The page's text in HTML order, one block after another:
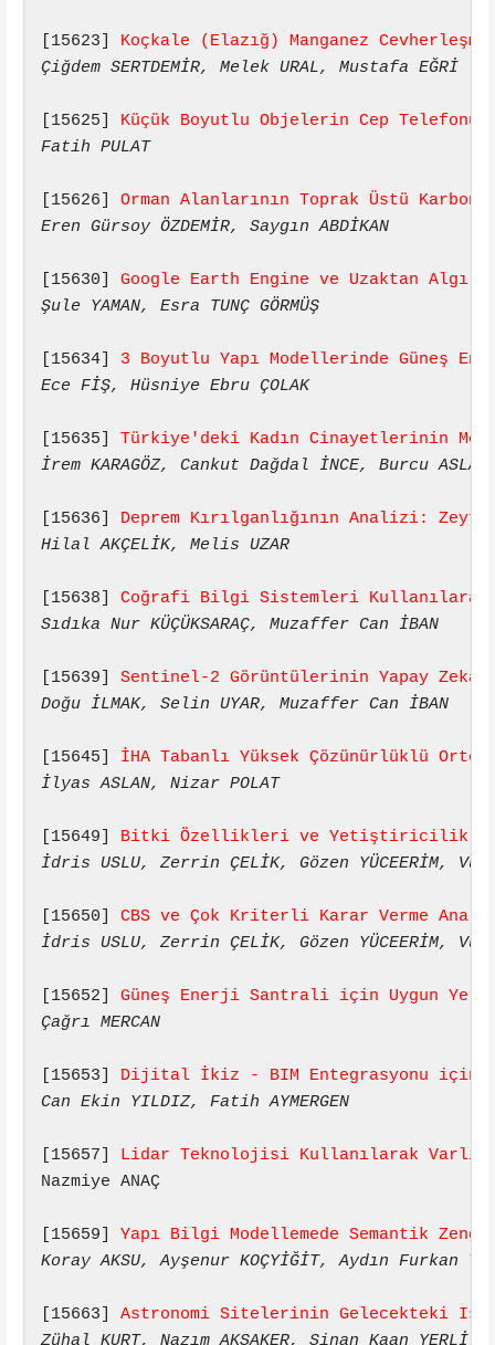
[15623] Koçkale (Elazığ) Manganez
Çiğdem SERTDEMİR, Melek URAL, Mustafa EĞRİ
[15625] Küçük Boyutlu Objelerin Cep
Fatih PULAT
[15626] Orman Alanlarının Toprak Üstü
Eren Gürsoy ÖZDEMİR, Saygın ABDİKAN
[15630] Google Earth Engine ve Uzaktan
Şule YAMAN, Esra TUNÇ GÖRMÜŞ
[15634] 3 Boyutlu Yapı Modellerinde Güneş
Ece FİŞ, Hüsniye Ebru ÇOLAK
[15635] Türkiye'deki Kadın Cinayetlerinin
İrem KARAGÖZ, Cankut Dağdal İNCE, Burcu ASLAN
[15636] Deprem Kırılganlığının Analizi:
Hilal AKÇELİK, Melis UZAR
[15638] Coğrafi Bilgi Sistemleri Kullanılarak
Sıdıka Nur KÜÇÜKSARAÇ, Muzaffer Can İBAN
[15639] Sentinel-2 Görüntülerinin Yapay
Doğu İLMAK, Selin UYAR, Muzaffer Can İBAN
[15645] İHA Tabanlı Yüksek Çözünürlüklü
İlyas ASLAN, Nizar POLAT
[15649] Bitki Özellikleri ve Yetiştiricilik
İdris USLU, Zerrin ÇELİK, Gözen YÜCEERİM,
[15650] CBS ve Çok Kriterli Karar Verme
İdris USLU, Zerrin ÇELİK, Gözen YÜCEERİM,
[15652] Güneş Enerji Santrali için Uygun
Çağrı MERCAN
[15653] Dijital İkiz - BIM Entegrasyonu için
Can Ekin YILDIZ, Fatih AYMERGEN
[15657] Lidar Teknolojisi Kullanılarak Varlık
Nazmiye ANAÇ
[15659] Yapı Bilgi Modellemede Semantik
Koray AKSU, Ayşenur KOÇYİĞİT, Aydın Furkan
[15663] Astronomi Sitelerinin Gelecekteki